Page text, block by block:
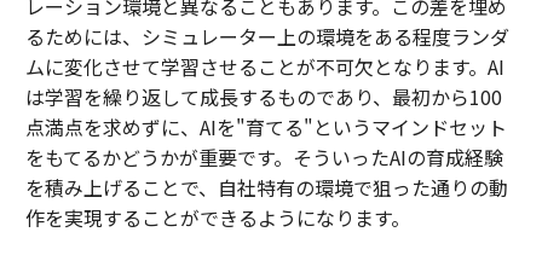
レーション環境と異なることもあります。この差を埋め
るためには、シミュレーター上の環境をある程度ランダ
ムに変化させて学習させることが不可欠となります。AI
は学習を繰り返して成長するものであり、最初から100
点満点を求めずに、AIを"育てる"というマインドセット
をもてるかどうかが重要です。そういったAIの育成経験
を積み上げることで、自社特有の環境で狙った通りの動
作を実現することができるようになります。